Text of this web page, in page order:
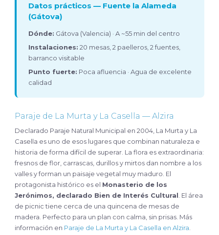
Datos prácticos — Fuente la Alameda
(Gátova)
Dónde: Gátova (Valencia) · A ~55 min del centro
Instalaciones: 20 mesas, 2 paelleros, 2 fuentes,
barranco visitable
Punto fuerte: Poca afluencia · Agua de excelente
calidad
Paraje de La Murta y La Casella — Alzira
Declarado Paraje Natural Municipal en 2004, La Murta y La
Casella es uno de esos lugares que combinan naturaleza e
historia de forma difícil de superar. La flora es extraordinaria:
fresnos de flor, carrascas, durillos y mirtos dan nombre a los
valles y forman un paisaje vegetal muy maduro. El
protagonista histórico es el Monasterio de los
Jerónimos, declarado Bien de Interés Cultural . El área
de picnic tiene cerca de una quincena de mesas de
madera. Perfecto para un plan con calma, sin prisas. Más
información en Paraje de La Murta y La Casella en Alzira